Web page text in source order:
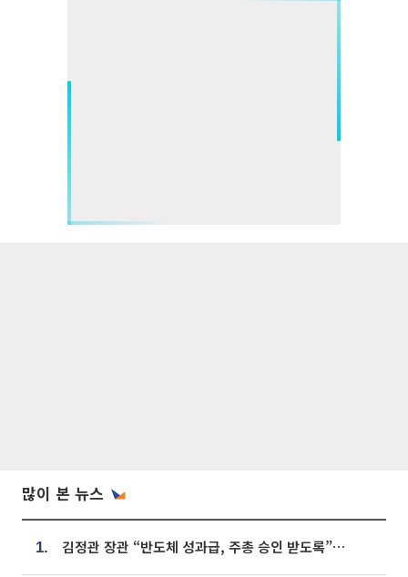
많이 본 뉴스
1. 김정관 장관 “반도체 성과급, 주총 승인 받도록”…상법·자본시장법 개정 시사